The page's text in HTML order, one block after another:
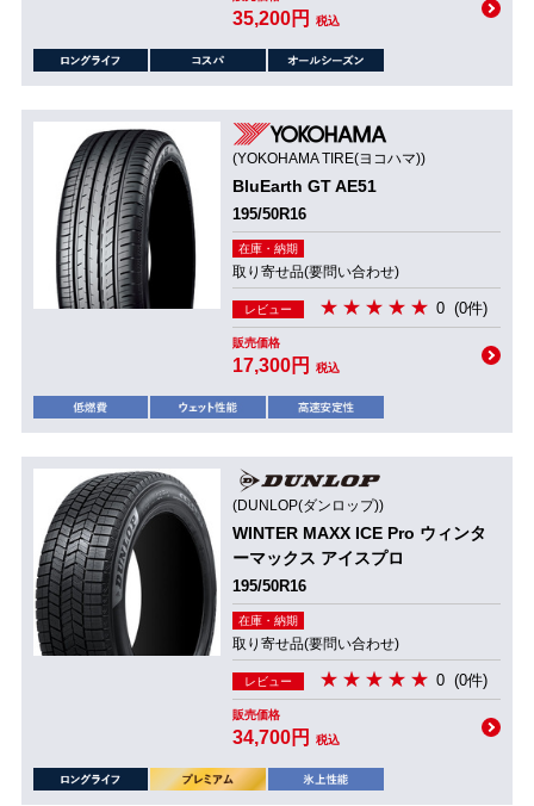
35,200円 税込
(YOKOHAMA TIRE(ヨコハマ))
BluEarth GT AE51
195/50R16
在庫・納期
取り寄せ品(要問い合わせ)
レビュー 0 (0件)
販売価格
17,300円 税込
(DUNLOP(ダンロップ))
WINTER MAXX ICE Pro ウィンタ
ーマックス アイスプロ
195/50R16
在庫・納期
取り寄せ品(要問い合わせ)
レビュー 0 (0件)
販売価格
34,700円 税込